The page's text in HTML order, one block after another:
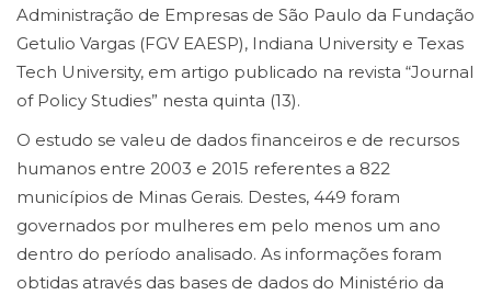
Administração de Empresas de São Paulo da Fundação
Getulio Vargas (FGV EAESP), Indiana University e Texas
Tech University, em artigo publicado na revista “Journal
of Policy Studies” nesta quinta (13).
O estudo se valeu de dados financeiros e de recursos
humanos entre 2003 e 2015 referentes a 822
municípios de Minas Gerais. Destes, 449 foram
governados por mulheres em pelo menos um ano
dentro do período analisado. As informações foram
obtidas através das bases de dados do Ministério da